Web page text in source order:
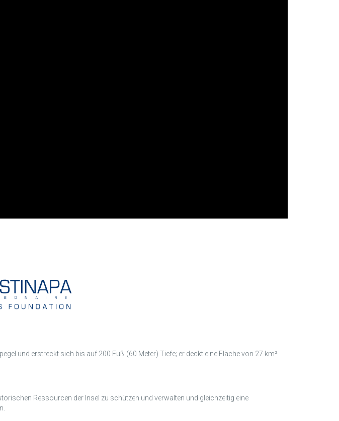
und erstreckt sich bis auf 200 Fuß (60 Meter) Tiefe; er deckt eine Fläche von 27 km²
Ressourcen der Insel zu schützen und verwalten und gleichzeitig eine